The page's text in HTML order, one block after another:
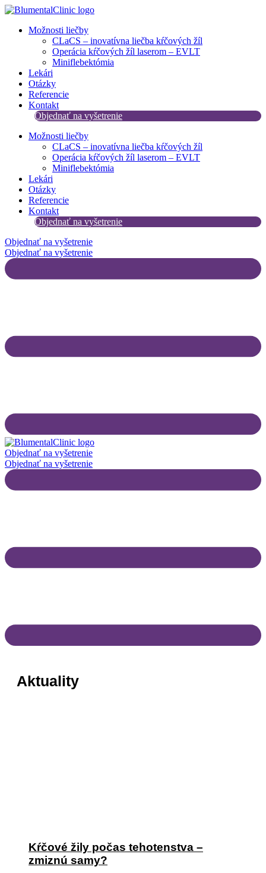
Preskočiť
obsah
Možnosti liečby
CLaCS – inovatívna liečba kŕčových žíl​
Operácia kŕčových žíl laserom – EVLT
Miniflebektómia
Lekári
Otázky
Referencie
Kontakt
Objednať na vyšetrenie
Možnosti liečby
CLaCS – inovatívna liečba kŕčových žíl​
Operácia kŕčových žíl laserom – EVLT
Miniflebektómia
Lekári
Otázky
Referencie
Kontakt
Objednať na vyšetrenie
Objednať na vyšetrenie
Objednať na vyšetrenie
Objednať na vyšetrenie
Objednať na vyšetrenie
Aktuality
Kŕčové žily počas tehotenstva –
zmiznú samy?